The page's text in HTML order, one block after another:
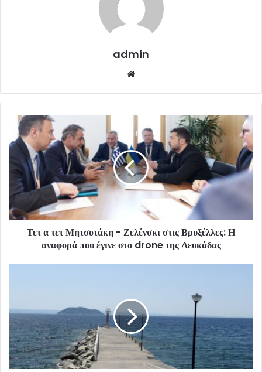
admin
Τετ α τετ Μητσοτάκη - Ζελένσκι στις Βρυξέλλες: Η
αναφορά που έγινε στο drone της Λευκάδας